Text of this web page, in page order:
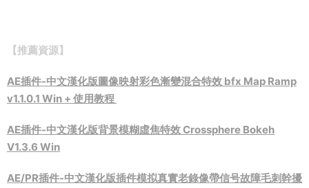
【推薦資源】
AE插件-中文漢化版圖像映射彩色漸變混合特效 bfx Map Ramp
v1.1.0.1 Win + 使用教程
AE插件-中文漢化版背景模糊虛焦特效 Crossphere Bokeh
V1.3.6 Win
AE/PR插件-中文漢化版插件模拟真實老錄像帶信号故障毛刺幹擾